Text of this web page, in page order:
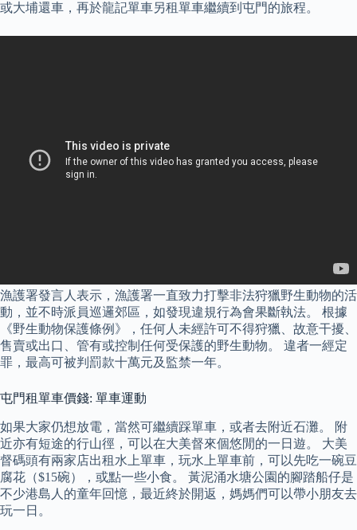
或大埔還車，再於龍記單車另租單車繼續到屯門的旅程。
漁護署發言人表示，漁護署一直致力打擊非法狩獵野生動物的活
動，並不時派員巡邏郊區，如發現違規行為會果斷執法。 根據
《野生動物保護條例》，任何人未經許可不得狩獵、故意干擾、
售賣或出口、管有或控制任何受保護的野生動物。 違者一經定
罪，最高可被判罰款十萬元及監禁一年。
屯門租單車價錢: 單車運動
如果大家仍想放電，當然可繼續踩單車，或者去附近石灘。 附
近亦有短途的行山徑，可以在大美督來個悠閒的一日遊。 大美
督碼頭有兩家店出租水上單車，玩水上單車前，可以先吃一碗豆
腐花（$15碗），或點一些小食。 黃泥涌水塘公園的腳踏船仔是
不少港島人的童年回憶，最近終於開返，媽媽們可以帶小朋友去
玩一日。